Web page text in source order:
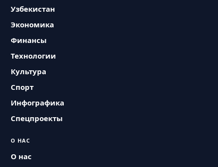
Узбекистан
Экономика
Финансы
Технологии
Культура
Спорт
Инфографика
Спецпроекты
О НАС
О нас